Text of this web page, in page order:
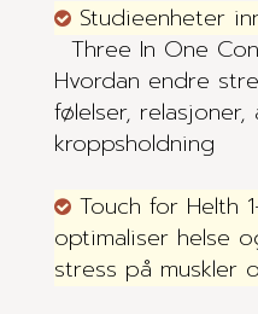
Studieenheter
Three In One
Hvordan endre
følelser,
kroppsholdning
Touch for Helth
optimaliser helse
stress på muskler